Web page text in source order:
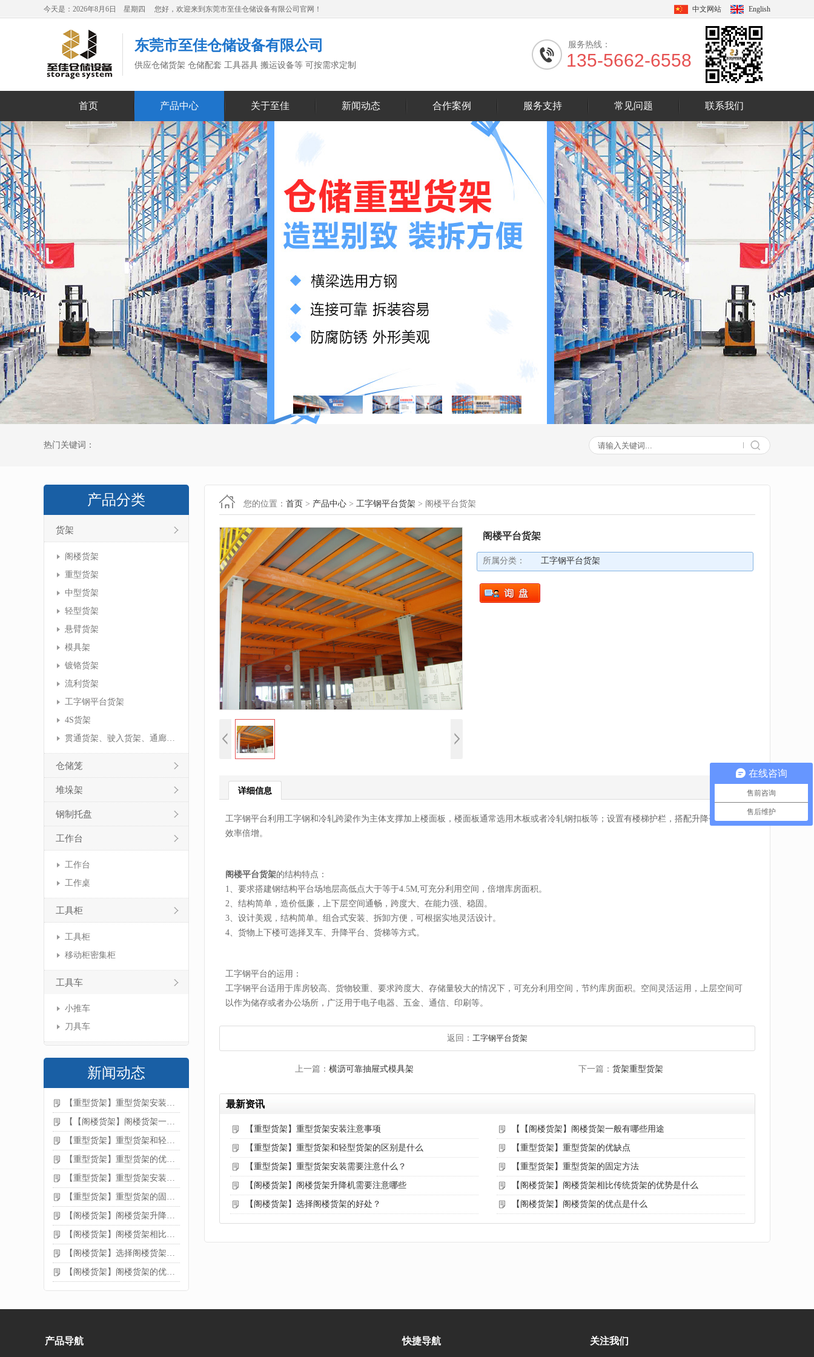
今天是：2026年8月6日 星期四 您好，欢迎来到东莞市至佳仓储设备有限公司官网！ 中文网站 English
东莞市至佳仓储设备有限公司
供应仓储货架 仓储配套 工具器具 搬运设备等 可按需求定制
服务热线：
135-5662-6558
首页 产品中心 关于至佳 新闻动态 合作案例 服务支持 常见问题 联系我们
热门关键词：
产品分类
货架
阁楼货架
重型货架
中型货架
轻型货架
悬臂货架
模具架
镀铬货架
流利货架
工字钢平台货架
4S货架
贯通货架、驶入货架、通廊货架
仓储笼
堆垛架
钢制托盘
工作台
工作台
工作桌
工具柜
工具柜
移动柜密集柜
工具车
小推车
刀具车
新闻动态
【重型货架】重型货架安装注意事项
【【阁楼货架】阁楼货架一般有哪些用途
【重型货架】重型货架和轻型货架的区别是什么
【重型货架】重型货架的优缺点
【重型货架】重型货架安装需要注意什么？
【重型货架】重型货架的固定方法
【阁楼货架】阁楼货架升降机需要注意哪些
【阁楼货架】阁楼货架相比传统货架的优势是什么
【阁楼货架】选择阁楼货架的好处？
【阁楼货架】阁楼货架的优点是什么
您的位置： 首页 > 产品中心 > 工字钢平台货架 > 阁楼平台货架
阁楼平台货架
所属分类： 工字钢平台货架
详细信息
工字钢平台利用工字钢和冷轧跨梁作为主体支撑加上楼面板，楼面板通常选用木板或者冷轧钢扣板等；设置有楼梯护栏，搭配升降平台使用
效率倍增。
阁楼平台货架的结构特点：
1、要求搭建钢结构平台场地层高低点大于等于4.5M,可充分利用空间，倍增库房面积。
2、结构简单，造价低廉，上下层空间通畅，跨度大、在能力强、稳固。
3、设计美观，结构简单。组合式安装、拆卸方便，可根据实地灵活设计。
4、货物上下楼可选择叉车、升降平台、货梯等方式。
工字钢平台的运用：
工字钢平台适用于库房较高、货物较重、要求跨度大、存储量较大的情况下，可充分利用空间，节约库房面积。空间灵活运用，上层空间可
以作为储存或者办公场所，广泛用于电子电器、五金、通信、印刷等。
返回： 工字钢平台货架
上一篇： 横沥可靠抽屉式模具架 下一篇： 货架重型货架
最新资讯
【重型货架】重型货架安装注意事项 【【阁楼货架】阁楼货架一般有哪些用途
【重型货架】重型货架和轻型货架的区别是什么 【重型货架】重型货架的优缺点
【重型货架】重型货架安装需要注意什么？ 【重型货架】重型货架的固定方法
【阁楼货架】阁楼货架升降机需要注意哪些 【阁楼货架】阁楼货架相比传统货架的优势是什么
【阁楼货架】选择阁楼货架的好处？ 【阁楼货架】阁楼货架的优点是什么
产品导航 快捷导航 关注我们
在线咨询
售前咨询
售后维护